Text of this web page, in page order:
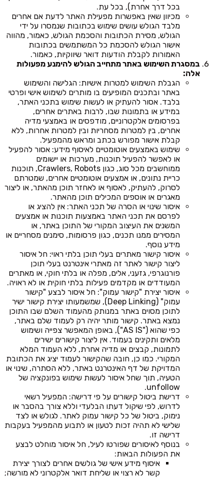
בכל דרך אחרת), בכל עת.
מכיוון שאין באפשרות מפעילת האתר לדעת אם אחרים
מלבד הגולש עושים שימוש בכתובות שנמסרו על ידי
הגולש, מסירת הכתובות והסכמת הגולש, כאמור, מהווה
אישור הגולש להסכמת כל המשתמשים בכתובות
האמורות לקבלת הודעות דואר שיווקיות, כאמור.
במסגרת השימוש באתר מתחייב הגולש להימנע מפעולות
אלה:
הגבלת השימוש למטרות אישיות: הגלישה והשימוש
באתר ובתכנים המופיעים בו מותרים לשימוש אישי ופרטי
בלבד. אסור להעתיק או לעשות שימוש בתכני האתר,
במידע או בתמונות שבו, לרבות באתרים אחרים,
בפרסומים אלקטרוניים, מודפסים או באמצעי מדיה
אחרים, בין למטרות מסחריות ובין למטרות אחרות, ללא
קבלת אישור מפורש בכתב ומראש מהמפעיל.
שימוש באמצעים אוטומטיים לאיסוף מידע: אסור להפעיל
או לאפשר להפעיל תוכנות, מערכות או יישומים
ממוחשבים מכל סוג, כגון Crawlers, Robots, תוכנות
כריית נתונים, או אמצעים אוטומטיים אחרים, שמטרתם
לסרוק, להעתיק, לאסוף או לאחזר תוכן מהאתר, או ליצור
מאגרים או אוספים המכילים תוכן מהאתר.
איסור שינוי או הסרה של תכני האתר: אין להציג או
לפרסם את תכני האתר באמצעות תוכנות או אמצעים
המשנים את העיצוב המקורי של התוכן באתר, או
המסירים ממנו תכנים, כגון פרסומות, סימנים מסחריים או
מידע נוסף.
איסור קישור מאתרים בעלי תוכן בלתי ראוי: חל איסור
ליצור קישור לאתר זה מאתרי אינטרנט בעלי תוכן
פורנוגרפי, גזעני, אלים, מפלה או בלתי חוקי, או מאתרים
המעודדים או מקדמים פעילות בלתי חוקית או לא ראויה.
איסור יצירת "קישור עמוק": חל איסור לבצע "קישור
עמוק" (Deep Linking), שמשמעותו יצירת קישור ישיר
לתוכן מסוים באתר במנותק מהעמוד השלם שבו התוכן
נמצא באתר. קישור מותר יהיה רק לעמוד שלם באתר,
כפי שהוא ("AS IS"), באופן המאפשר צפייה ושימוש
מלאים ותקינים בעמוד. אין ליצור קישורים ישירים
לתמונות, קבצים או מדיה אחרת, ללא העמוד המלא
המקורי. כמו כן, חובה שהקישור לעמוד יציג את הכתובת
המדויקת של דף האינטרנט באתר, ללא הסתרה, שינוי או
הטעיה, תוך שחל איסור לעשות שימוש בפונקציה של
unfollow.
דרישת ביטול קישורים על פי דרישה: המפעיל רשאי
לדרוש, לפי שיקול דעתו הבלעדי וללא צורך בהסבר או
נימוק, ביטול של כל קישור עמוק לאתר. לגולש או לצד
שלישי לא תהיה זכות לטעון או לתבוע מהמפעיל בעקבות
דרישה זו.
בנוסף לאיסורים שפורטו לעיל, חל איסור מוחלט לבצע
את הפעולות הבאות:
איסוף מידע אישי של גולשים אחרים לצורך יצירת
קשר לא רצוי או שליחת דואר אלקטרוני לא מורשה;